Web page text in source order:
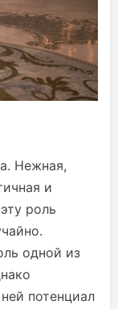
Нежная,
и
роль
одной из
потенциал